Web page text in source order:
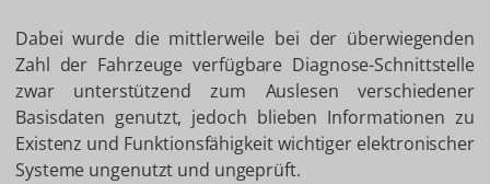
Dabei wurde die mittlerweile bei der überwiegenden
Zahl der Fahrzeuge verfügbare Diagnose-Schnittstelle
zwar unterstützend zum Auslesen verschiedener
Basisdaten genutzt, jedoch blieben Informationen zu
Existenz und Funktionsfähigkeit wichtiger elektronischer
Systeme ungenutzt und ungeprüft.